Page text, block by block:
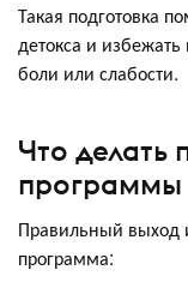
Такая подготовка
детокса и
боли или слабости.
Что делать
программы
Правильный выход
программа: